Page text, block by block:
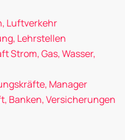
Luftverkehr
Lehrstellen
Strom, Gas, Wasser,
Manager
Banken, Versicherungen